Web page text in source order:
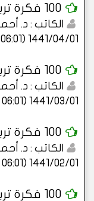
100 فكرة تربوية لضبط سلوك للطلاب «4».
الكاتب : د.
1441/04/01 (06:01 صباحاً)
100 فكرة تربوية لضبط سلوك للطلاب «3».
الكاتب : د.
1441/03/01 (06:01 صباحاً)
100 فكرة تربوية لضبط سلوك للطلاب «2».
الكاتب : د.
1441/02/01 (06:01 صباحاً)
100 فكرة تربوية لضبط سلوك للطلاب «1».